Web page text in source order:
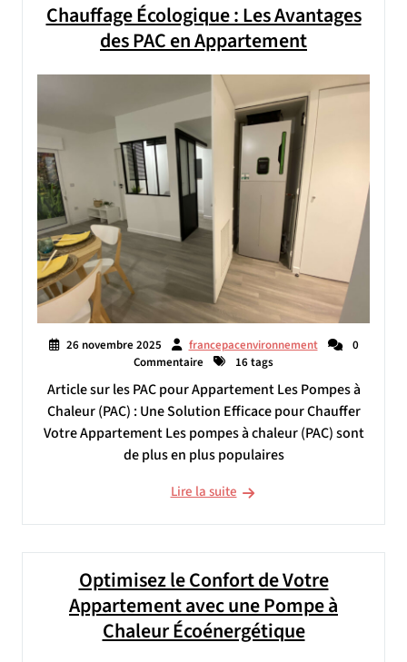
Chauffage Écologique : Les Avantages
des PAC en Appartement
26 novembre 2025 francepacenvironnement
0
Commentaire
16 tags
Article sur les PAC pour Appartement Les Pompes à
Chaleur (PAC) : Une Solution Efficace pour Chauffer
Votre Appartement Les pompes à chaleur (PAC) sont
de plus en plus populaires
Lire la suite
Optimisez le Confort de Votre
Appartement avec une Pompe à
Chaleur Écoénergétique